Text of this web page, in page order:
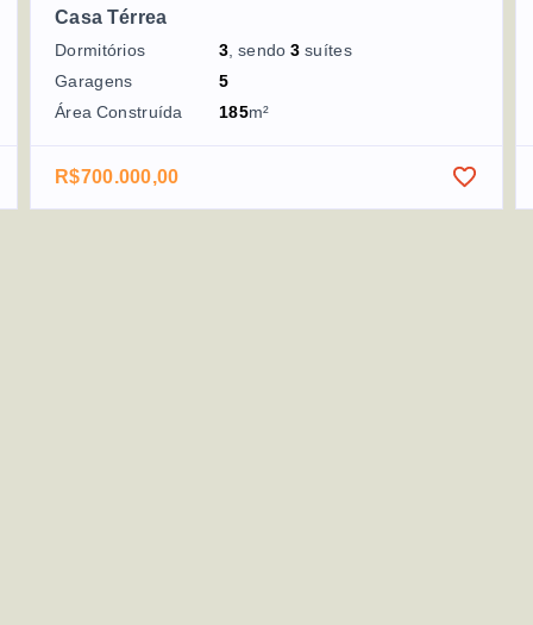
Casa Térrea
Dormitórios 3 , sendo3 suítes
Garagens
5
Área Construída
185m²
R$700.000,00